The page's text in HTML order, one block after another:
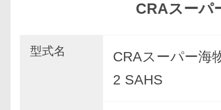
CRAスーパー海
型式名
CRAスーパー海
2 SAHS